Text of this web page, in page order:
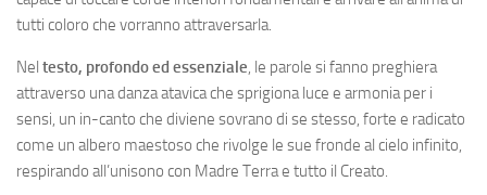
tutti coloro che vorranno attraversarla.
Nel testo, profondo ed essenziale, le parole si fanno preghiera
attraverso una danza atavica che sprigiona luce e armonia per i
sensi, un in-canto che diviene sovrano di se stesso, forte e radicato
come un albero maestoso che rivolge le sue fronde al cielo infinito,
respirando all’unisono con Madre Terra e tutto il Creato.